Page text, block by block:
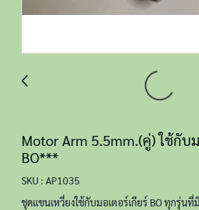
Motor Arm 5.5mm.(คู่) ใช้กับ
BO***
SKU : AP1035
ชุดแขนเหวี่ยงใช้กับมอเตอร์เกียร์ BO ทุกรุ่น